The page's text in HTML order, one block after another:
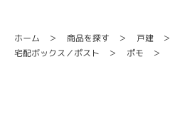
ホーム 商品を探す 戸建
宅配ボックス／ポスト ポモ